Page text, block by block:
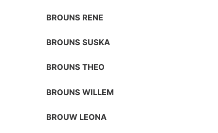
BROUNS RENE
BROUNS SUSKA
BROUNS THEO
BROUNS WILLEM
BROUW LEONA